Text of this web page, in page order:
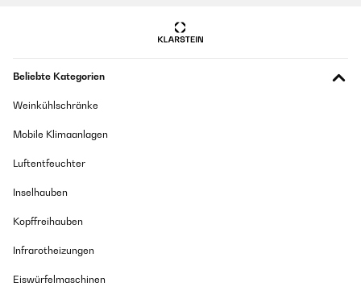
Beliebte Kategorien
Weinkühlschränke
Mobile Klimaanlagen
Luftentfeuchter
Inselhauben
Kopffreihauben
Infrarotheizungen
Eiswürfelmaschinen